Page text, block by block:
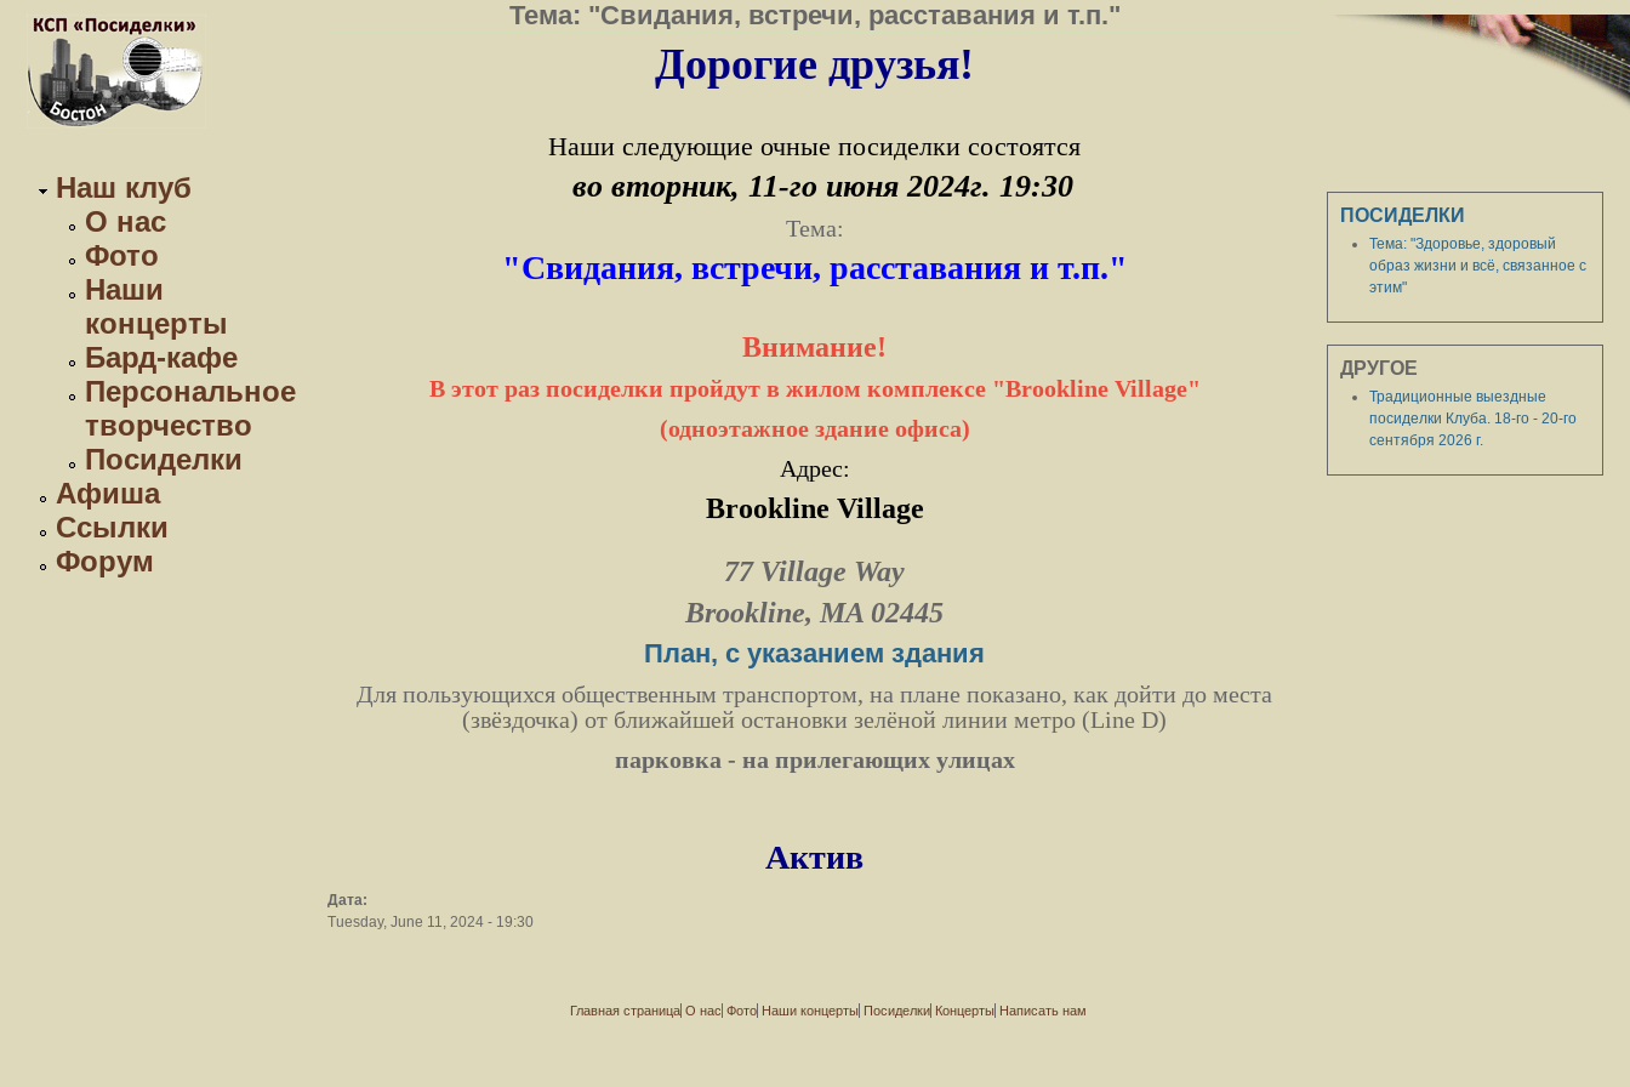
Наш клуб
О нас
Фото
Наши
концерты
Бард-кафе
Персональное
творчество
Посиделки
Афиша
Ссылки
Форум
Тема: "Свидания, встречи, расставания и т.п."
Дорогие друзья!
Наши следующие очные посиделкисостоятся
во вторник, 11-го июня 2024г. 19:30
Тема:
"Свидания, встречи, расставания и т.п."
Внимание!
В этот раз посиделки пройдут в жилом комплексе "Brookline Village"
(одноэтажное здание офиса)
Адрес:
Brookline Village
77 Village Way
Brookline, MA 02445
План, с указанием здания
Для пользующихся общественным транспортом, на плане показано, как дойти до места
(звёздочка) от ближайшей остановки зелёной линии метро (Line D)
парковка - на прилегающих улицах
Актив
Дата:
Tuesday, June 11, 2024 - 19:30
ПОСИДЕЛКИ
Тема: "Здоровье, здоровый
образ жизни и всё, связанное с
этим"
ДРУГОЕ
Традиционные выездные
посиделки Клуба. 18-го - 20-го
сентября 2026 г.
Главная страница О нас Фото Наши концерты Посиделки Концерты Написать нам